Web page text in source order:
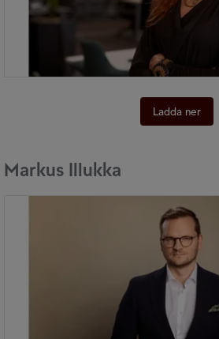
Ladda ner
Markus Illukka